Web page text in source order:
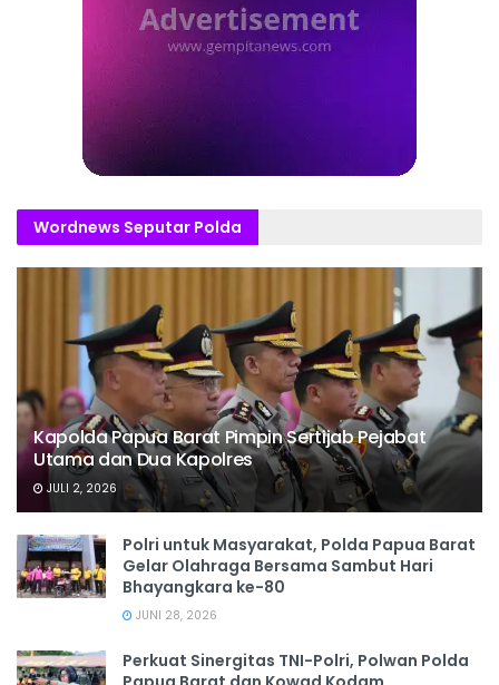
Wordnews Seputar Polda
Kapolda Papua Barat Pimpin Sertijab Pejabat
Utama dan Dua Kapolres
JULI 2, 2026
Polri untuk Masyarakat, Polda Papua Barat
Gelar Olahraga Bersama Sambut Hari
Bhayangkara ke-80
JUNI 28, 2026
‎Perkuat Sinergitas TNI-Polri, Polwan Polda